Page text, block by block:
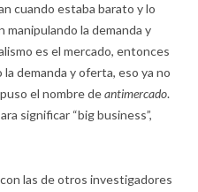
cuando estaba barato y lo
manipulando la demanda y
es el mercado, entonces
demanda y oferta, eso ya no
el nombre deantimercado.
significar “big business”,
las de otros investigadores